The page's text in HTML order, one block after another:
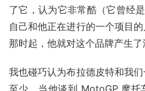
了它，认为它非常酷（它曾经
自己和他正在进行的一个项目
那时起，他就对这个品牌产生了
我也碰巧认为布拉德皮特和我们